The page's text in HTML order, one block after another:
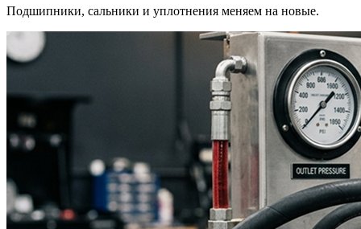
Подшипники, сальники и уплотнения меняем на новые.